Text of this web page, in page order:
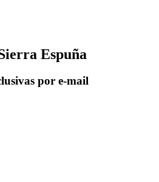
Espuña
por e-mail